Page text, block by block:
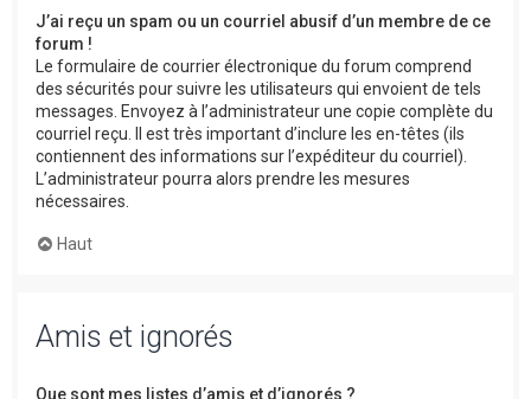
J’ai reçu un spam ou un courriel abusif d’un membre de ce
forum !
Le formulaire de courrier électronique du forum comprend
des sécurités pour suivre les utilisateurs qui envoient de tels
messages. Envoyez à l’administrateur une copie complète du
courriel reçu. Il est très important d’inclure les en-têtes (ils
contiennent des informations sur l’expéditeur du courriel).
L’administrateur pourra alors prendre les mesures
nécessaires.
Haut
Amis et ignorés
Que sont mes listes d’amis et d’ignorés ?